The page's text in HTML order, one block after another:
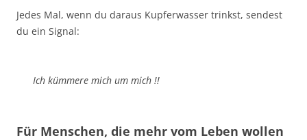
Jedes Mal, wenn du daraus Kupferwasser trinkst, sendest
du ein Signal:
Ich kümmere mich um mich !!
Für Menschen, die mehr vom Leben wollen